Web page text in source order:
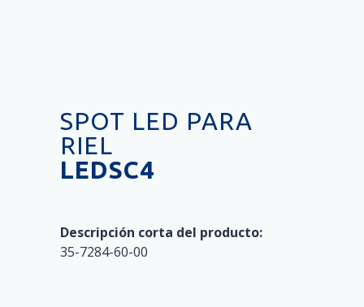
SPOT LED PARA
RIEL
LEDSC4
Descripción corta del producto:
35-7284-60-00